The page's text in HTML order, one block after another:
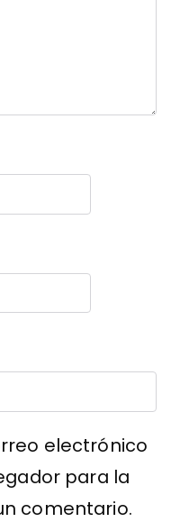
electrónico
para la
comentario.